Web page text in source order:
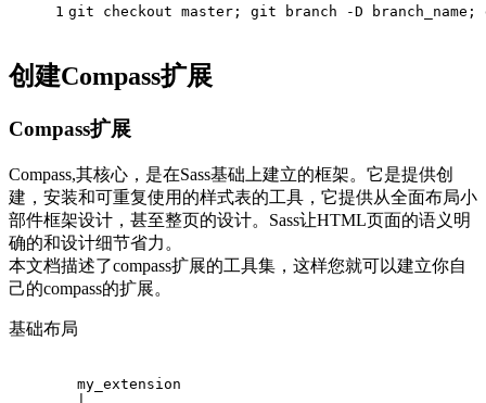
1 git checkout master; git branch -D
创建Compass扩展
Compass扩展
Compass,其核心，是在Sass基础上建立的框架。它是提供创
建，安装和可重复使用的样式表的工具，它提供从全面布局小
部件框架设计，甚至整页的设计。Sass让HTML页面的语义明
确的和设计细节省力。
本文档描述了compass扩展的工具集，这样您就可以建立你自
己的compass的扩展。
基础布局
my_extension